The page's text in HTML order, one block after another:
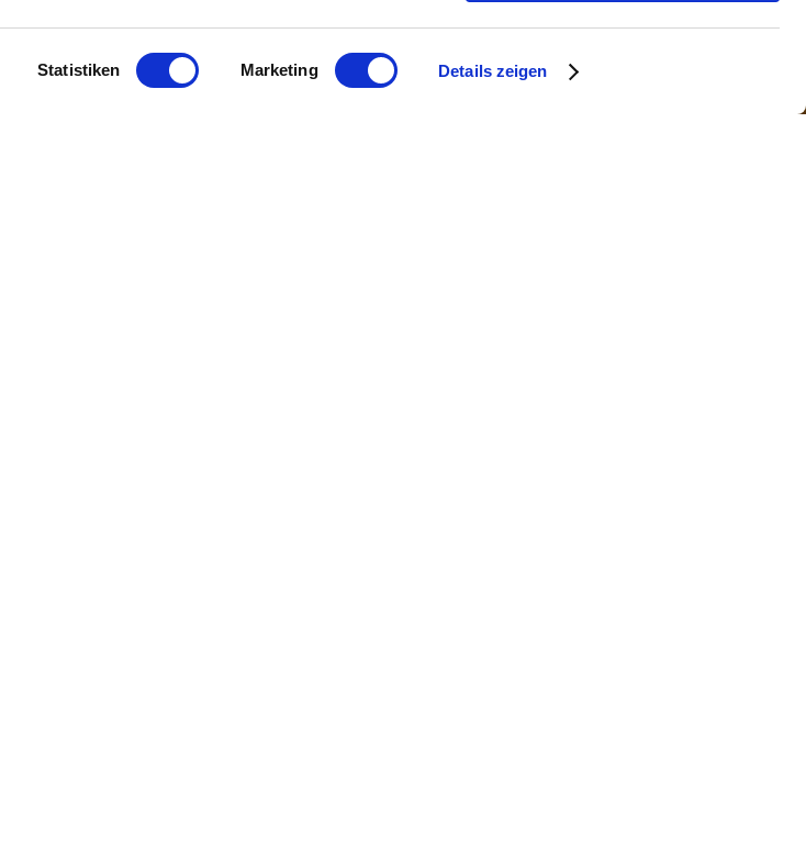
Statistiken Marketing Details zeigen